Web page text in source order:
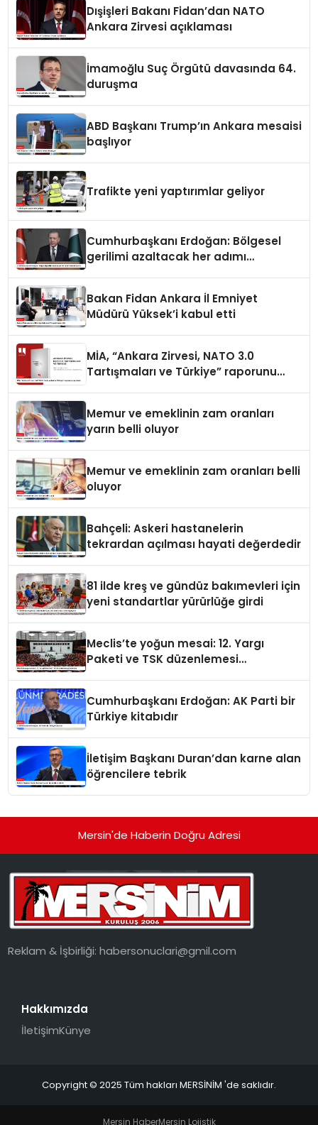
Dışişleri Bakanı Fidan’dan NATO
Ankara Zirvesi açıklaması
İmamoğlu Suç Örgütü davasında 64.
duruşma
ABD Başkanı Trump’ın Ankara mesaisi
başlıyor
Trafikte yeni yaptırımlar geliyor
Cumhurbaşkanı Erdoğan: Bölgesel
gerilimi azaltacak her adımı
Bakan Fidan Ankara İl Emniyet
Müdürü Yüksek’i kabul etti
MİA, “Ankara Zirvesi, NATO 3.0
Tartışmaları ve Türkiye” raporunu
Memur ve emeklinin zam oranları
yarın belli oluyor
Memur ve emeklinin zam oranları belli
oluyor
Bahçeli: Askeri hastanelerin
tekrardan açılması hayati değerdedir
81 ilde kreş ve gündüz bakımevleri için
yeni standartlar yürürlüğe girdi
Meclis’te yoğun mesai: 12. Yargı
Paketi ve TSK düzenlemesi
Cumhurbaşkanı Erdoğan: AK Parti bir
Türkiye kitabıdır
İletişim Başkanı Duran’dan karne alan
öğrencilere tebrik
Mersin'de Haberin Doğru Adresi
Reklam & İşbirliği:habersonuclari@gmil.com
Hakkımızda
İletişimKünye
Copyright © 2025 Tüm hakları MERSİNİM 'de saklıdır.
Mersin HaberMersin Lojistik